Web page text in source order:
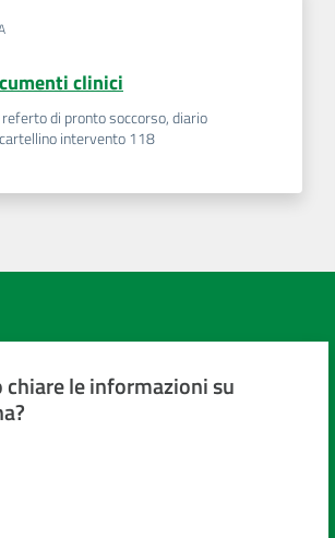
clinici
di pronto soccorso, diario
intervento 118
chiare le informazioni su